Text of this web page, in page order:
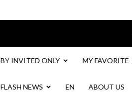
BY INVITED ONLY MY FAVORITE
FLASH NEWS EN​ ABOUT US